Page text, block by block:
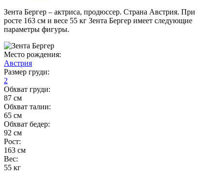
Зента Бергер – актриса, продюссер. Страна Австрия. При
росте 163 см и весе 55 кг Зента Бергер имеет следующие
параметры фигуры.
Место рождения:
Австрия
Размер груди:
2
Обхват груди:
87 см
Обхват талии:
65 см
Обхват бедер:
92 см
Рост:
163 см
Вес:
55 кг